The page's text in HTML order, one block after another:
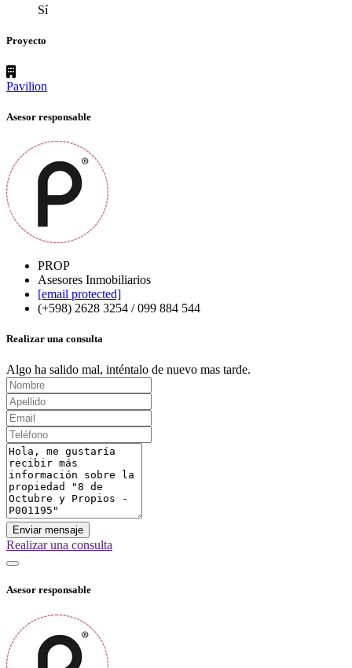
Sí
Proyecto
Pavilion
Asesor responsable
PROP
Asesores Inmobiliarios
[email protected]
(+598) 2628 3254 / 099 884 544
Realizar una consulta
Algo ha salido mal, inténtalo de nuevo mas tarde.
Enviar mensaje
Realizar una consulta
Asesor responsable